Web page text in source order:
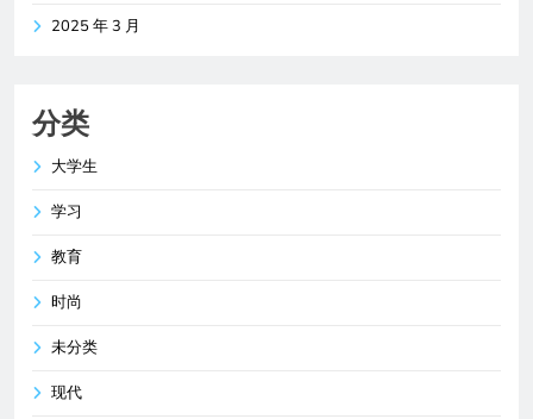
2025 年 3 月
分类
大学生
学习
教育
时尚
未分类
现代